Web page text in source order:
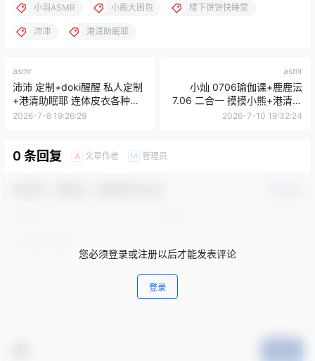
小羽ASMR 小鹿大困包 楼下饼饼快睡觉
沛沛 港清助眠耶
asmr
沛沛 定制+doki醒醒 私人定制
+港清助眠耶 连体皮衣各种倒
计时2
2026-7-8 19:26:29
asmr
小灿 0706瑜伽课+鹿鹿沄
7.06 二合一 摸摸小熊+港清助
眠耶 吊带裙头纱+小羊喵
2026-7-10 19:32:24
0 条回复 A 文章作者 M 管理员
您必须登录或注册以后才能发表评论
登录